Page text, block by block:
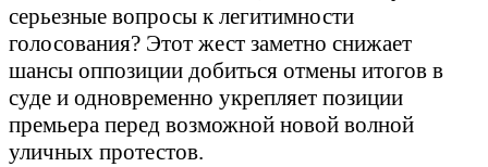
серьезные вопросы к легитимности
голосования? Этот жест заметно снижает
шансы оппозиции добиться отмены итогов в
суде и одновременно укрепляет позиции
премьера перед возможной новой волной
уличных протестов.